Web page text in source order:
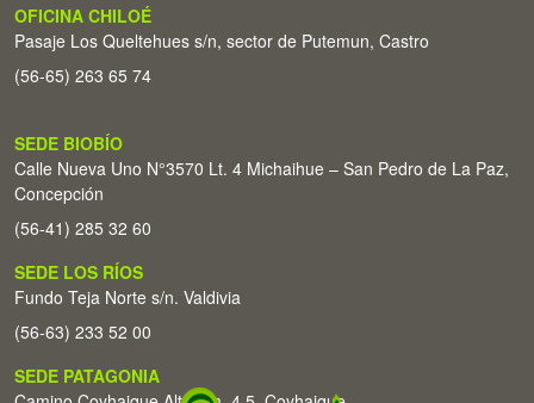
OFICINA CHILOÉ
Pasaje Los Queltehues s/n, sector de Putemun, Castro
(56-65) 263 65 74
SEDE BIOBÍO
Calle Nueva Uno N°3570 Lt. 4 Michaihue – San Pedro de La Paz,
Concepción
(56-41) 285 32 60
SEDE LOS RÍOS
Fundo Teja Norte s/n. Valdivia
(56-63) 233 52 00
SEDE PATAGONIA